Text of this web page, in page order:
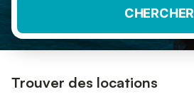
CHERCHER
Trouver des locations